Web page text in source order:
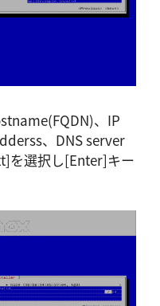
、IP
、DNS server
を選択し[Enter]キー